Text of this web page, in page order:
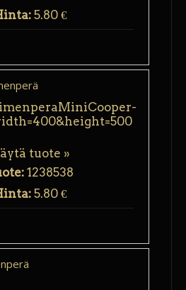
5.80 €
tuote »
1238538
5.80 €